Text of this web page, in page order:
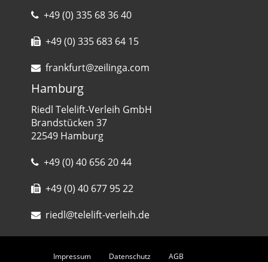
+49 (0) 335 68 36 40
+49 (0) 335 683 64 15
frankfurt@zeilinga.com
Hamburg
Riedl Telelift-Verleih GmbH
Brandstücken 37
22549 Hamburg
+49 (0) 40 656 20 44
+49 (0) 40 677 95 22
riedl@telelift-verleih.de
Impressum Datenschutz AGB